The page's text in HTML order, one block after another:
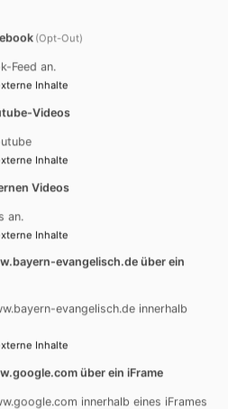
Lebenssituationen. Hier
und Ansprechpartner.
KONFIRMANDEN,
Angebote, Angebote zur
Konfi-Kurse ...
UND SENIOREN
(Opt-Out)
Feed an.
Inhalte
Videos
Inhalte
Videos
an.
Inhalte
evangelisch.de über ein
evangelisch.de innerhalb
Inhalte
über ein iFrame
innerhalb eines iFrames